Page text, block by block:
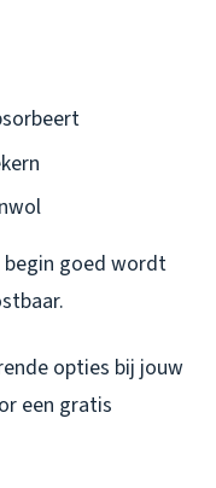
goed wordt
opties bij jouw
een gratis